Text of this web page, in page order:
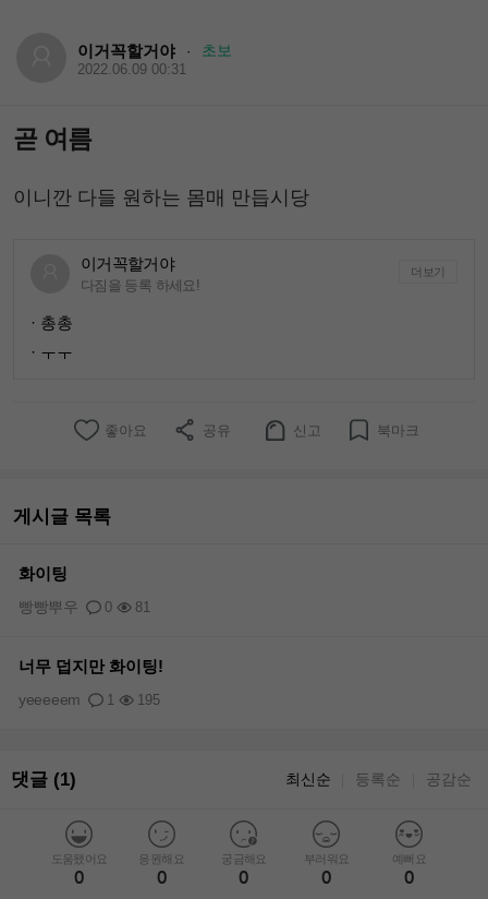
이거꼭할거야 · 초보
2022.06.09 00:31
곧 여름
이니깐 다들 원하는 몸매 만듭시당
이거꼭할거야
다짐을 등록 하세요!
더보기
· 총총
· ㅜㅜ
좋아요 공유 신고 북마크
게시글 목록
화이팅
0 81
빵빵뿌우
너무 덥지만 화이팅!
1 195
yeeeeem
댓글 (1) 최신순 등록순 공감순
도움됐어요
0
응원해요
0
궁금해요
0
부러워요
0
예뻐요
0